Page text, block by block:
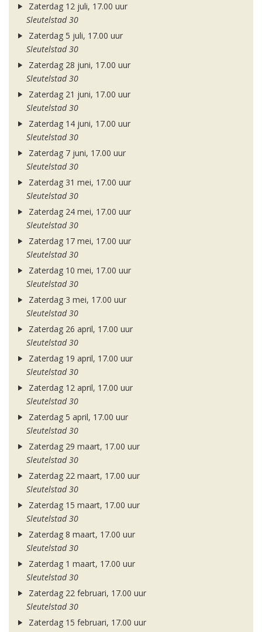
Zaterdag 12 juli, 17.00 uur
Sleutelstad 30
Zaterdag 5 juli, 17.00 uur
Sleutelstad 30
Zaterdag 28 juni, 17.00 uur
Sleutelstad 30
Zaterdag 21 juni, 17.00 uur
Sleutelstad 30
Zaterdag 14 juni, 17.00 uur
Sleutelstad 30
Zaterdag 7 juni, 17.00 uur
Sleutelstad 30
Zaterdag 31 mei, 17.00 uur
Sleutelstad 30
Zaterdag 24 mei, 17.00 uur
Sleutelstad 30
Zaterdag 17 mei, 17.00 uur
Sleutelstad 30
Zaterdag 10 mei, 17.00 uur
Sleutelstad 30
Zaterdag 3 mei, 17.00 uur
Sleutelstad 30
Zaterdag 26 april, 17.00 uur
Sleutelstad 30
Zaterdag 19 april, 17.00 uur
Sleutelstad 30
Zaterdag 12 april, 17.00 uur
Sleutelstad 30
Zaterdag 5 april, 17.00 uur
Sleutelstad 30
Zaterdag 29 maart, 17.00 uur
Sleutelstad 30
Zaterdag 22 maart, 17.00 uur
Sleutelstad 30
Zaterdag 15 maart, 17.00 uur
Sleutelstad 30
Zaterdag 8 maart, 17.00 uur
Sleutelstad 30
Zaterdag 1 maart, 17.00 uur
Sleutelstad 30
Zaterdag 22 februari, 17.00 uur
Sleutelstad 30
Zaterdag 15 februari, 17.00 uur